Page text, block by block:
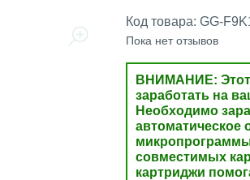
Код товара: GG-
Пока нет отзывов
ВНИМАНИЕ: Этот
заработать на
Необходимо
автоматическое
совместимых
картриджи